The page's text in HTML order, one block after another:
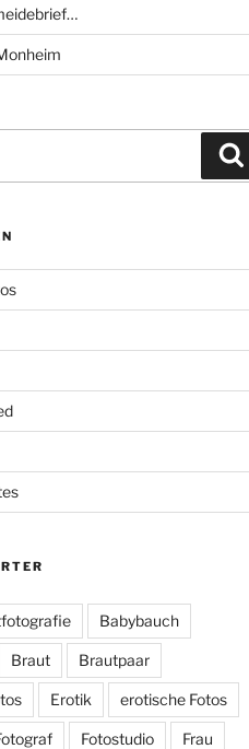
Babybauch
Braut Brautpaar
Erotik erotische Fotos
Fotostudio Frau